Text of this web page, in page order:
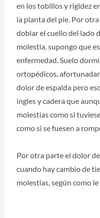
en los tobillos y rigidez
la planta del pie. Por
doblar el cuello del lado
molestia, supongo que
enfermedad. Suelo
ortopédicos,
dolor de espalda pero
ingles y cadera que
molestias como si
como si se fuesen a
Por otra parte el dolor
cuando hay cambio de
molestias, según como